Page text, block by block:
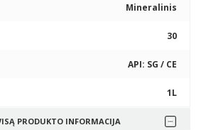
Mineralinis
30
API: SG / CE
1L
PRODUKTO INFORMACIJA